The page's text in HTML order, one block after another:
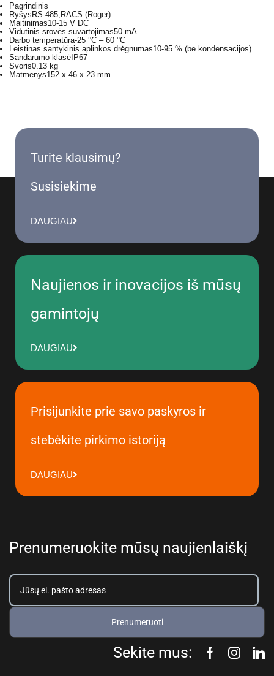
Pagrindinis
RyšysRS-485,RACS (Roger)
Maitinimas10-15 V DC
Vidutinis srovės suvartojimas50 mA
Darbo temperatūra-25 °C – 60 °C
Leistinas santykinis aplinkos drėgnumas10-95 % (be kondensacijos)
Sandarumo klasėIP67
Svoris0.13 kg
Matmenys152 x 46 x 23 mm
Turite klausimų?
Susisiekime
DAUGIAU
Naujienos ir inovacijos iš mūsų
gamintojų
DAUGIAU
Prisijunkite prie savo paskyros ir
stebėkite pirkimo istoriją
DAUGIAU
Prenumeruokite mūsų naujienlaiškį
Prenumeruoti
Sekite mus: